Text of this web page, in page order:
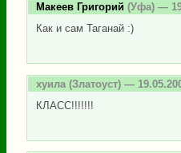
Макеев Григорий (Уфа) —
Как и сам Таганай :)
хуила (Златоуст) —
КЛАСС!!!!!!!